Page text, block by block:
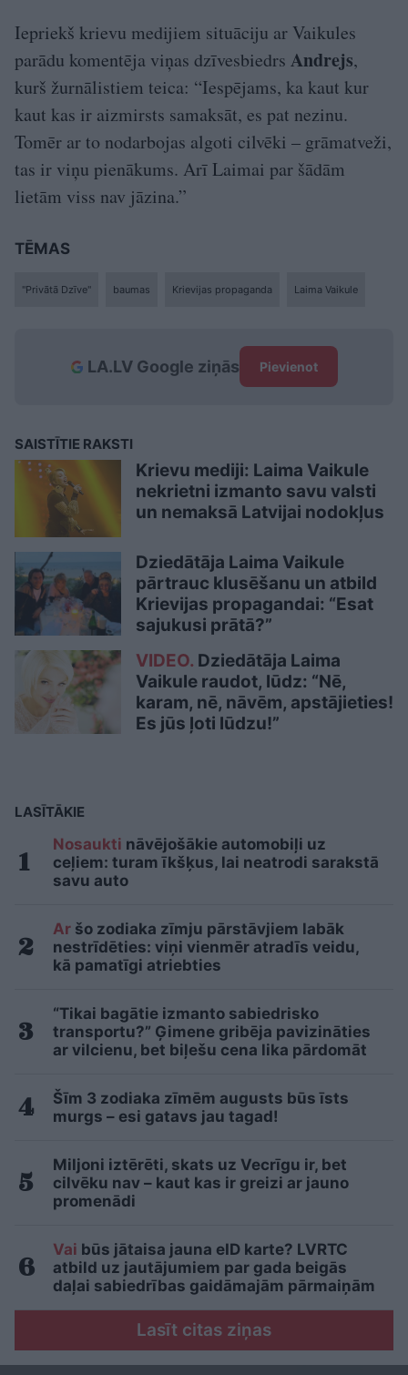
Iepriekš krievu medijiem situāciju ar Vaikules
parādu komentēja viņas dzīvesbiedrs Andrejs,
kurš žurnālistiem teica: “Iespējams, ka kaut kur
kaut kas ir aizmirsts samaksāt, es pat nezinu.
Tomēr ar to nodarbojas algoti cilvēki – grāmatveži,
tas ir viņu pienākums. Arī Laimai par šādām
lietām viss nav jāzina.”
TĒMAS
"Privātā Dzīve" baumas Krievijas propaganda Laima Vaikule
LA.LV Google ziņās Pievienot
SAISTĪTIE RAKSTI
Krievu mediji: Laima Vaikule
nekrietni izmanto savu valsti
un nemaksā Latvijai nodokļus
Dziedātāja Laima Vaikule
pārtrauc klusēšanu un atbild
Krievijas propagandai: “Esat
sajukusi prātā?”
VIDEO. Dziedātāja Laima
Vaikule raudot, lūdz: “Nē,
karam, nē, nāvēm, apstājieties!
Es jūs ļoti lūdzu!”
LASĪTĀKIE
Nosaukti nāvējošākie automobiļi uz
ceļiem: turam īkšķus, lai neatrodi sarakstā
savu auto
Ar šo zodiaka zīmju pārstāvjiem labāk
nestrīdēties: viņi vienmēr atradīs veidu,
kā pamatīgi atriebties
“Tikai bagātie izmanto sabiedrisko
transportu?” Ģimene gribēja pavizināties
ar vilcienu, bet biļešu cena lika pārdomāt
Šīm 3 zodiaka zīmēm augusts būs īsts
murgs – esi gatavs jau tagad!
Miljoni iztērēti, skats uz Vecrīgu ir, bet
cilvēku nav – kaut kas ir greizi ar jauno
promenādi
Vai būs jātaisa jauna eID karte? LVRTC
atbild uz jautājumiem par gada beigās
daļai sabiedrības gaidāmajām pārmaiņām
Lasīt citas ziņas